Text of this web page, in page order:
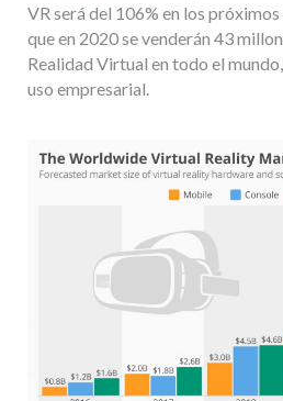
VR será del 106% en los próximos
que en 2020 se venderán 43
Realidad Virtual en todo el
uso empresarial.